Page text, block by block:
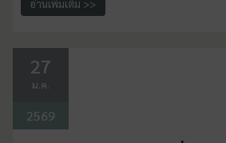
อ่านเพิ่มเติม >>
27
ม.ค.
2569